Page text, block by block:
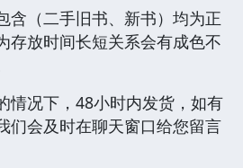
含（二手旧书、新书）均为正
存放时间长短关系会有成色不
情况下，48小时内发货，如有
们会及时在聊天窗口给您留言